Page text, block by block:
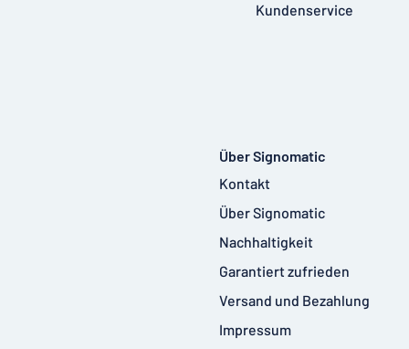
Kundenservice
Über Signomatic
Kontakt
Über Signomatic
Nachhaltigkeit
Garantiert zufrieden
Versand und Bezahlung
Impressum